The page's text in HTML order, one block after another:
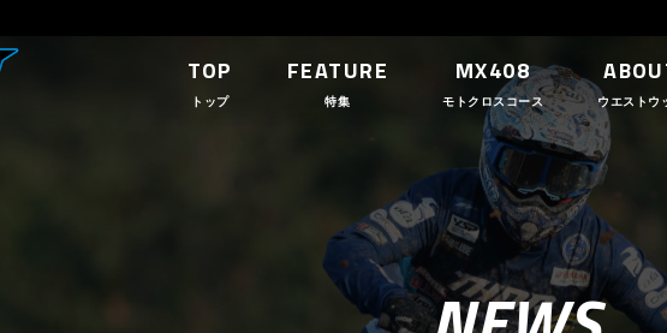
TOP
トップ
FEATURE
特集
MX408
モトクロスコース ウエストウ